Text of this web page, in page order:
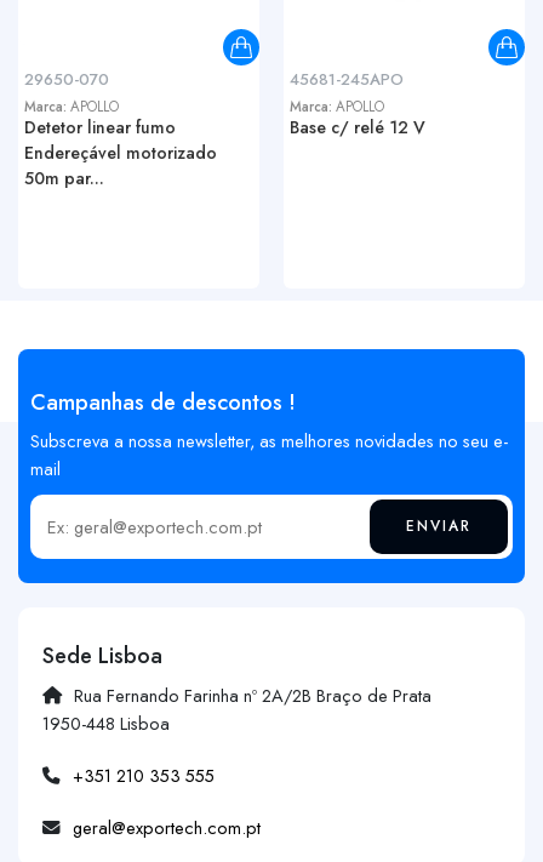
29650-070
Marca: APOLLO
Detetor linear fumo
Endereçável motorizado
50m par...
45681-245APO
Marca: APOLLO
Base c/ relé 12 V
Campanhas de descontos !
Subscreva a nossa newsletter, as melhores novidades no seu e-
mail
Insira o seu email ENVIAR
Sede Lisboa
Rua Fernando Farinha nº 2A/2B Braço de Prata
1950-448 Lisboa
+351 210 353 555
geral@exportech.com.pt